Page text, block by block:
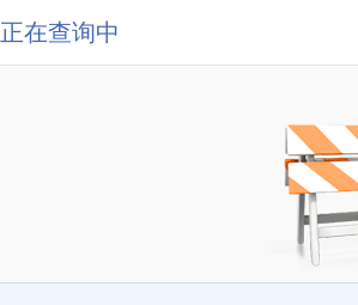
正在查询中